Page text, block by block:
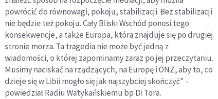
powrócić do równowagi, pokoju, stabilizacji. Bez stabilizacji
nie będzie też pokoju. Cały Bliski Wschód ponosi tego
konsekwencje, a także Europa, która znajduje się po drugiej
stronie morza. Ta tragedia nie może być jedną z
wiadomości, o której zapominamy zaraz po jej przeczytaniu.
Musimy naciskać na rządzących, na Europę i ONZ, aby to, co
dzieje się w Libii mogło się jak najszybciej skończyć" -
powiedział Radiu Watykańskiemu bp Di Tora.